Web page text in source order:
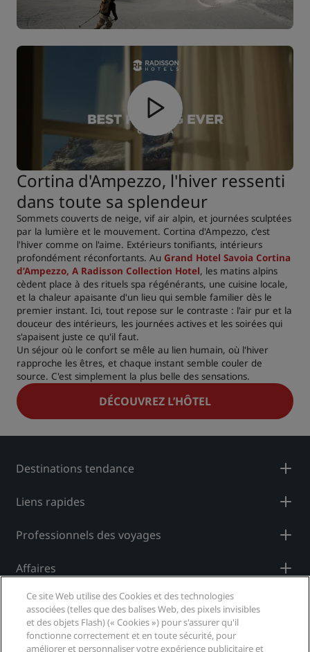
Cortina d'Ampezzo, l'hiver ressenti
dans toute sa splendeur
Sommets couverts de neige, vif air alpin, et journées sculptées
par la lumière et le mouvement. Cortina d'Ampezzo, c'est
l'hiver comme on l'aime. Extérieurs tonifiants, intérieurs
profondément réconfortants. Au Grand Hotel Savoia Cortina
d’Ampezzo, A Radisson Collection Hotel, les matins alpins
cèdent place à des rituels spa régénérants, une cuisine locale,
et la chaleur apaisante d'un lieu qui semble familier dès le
premier instant. Ici, tout repose sur le contraste : l'air pur et la
douceur des intérieurs, les journées actives et les soirées qui
s'apaisent juste ce qu'il faut.
Un séjour où le confort se mêle au lien humain, où l'hiver
rapproche les êtres, et chaque instant semble couler de
source. C'est simplement la plus belle des sensations.
DÉCOUVREZ L’HÔTEL
Destinations tendance
Liens rapides
Professionnels des voyages
Affaires
Légal
Aide
Ce site Web utilise des Cookies et des technologies
associées (telles que des balises Web, des pixels invisibles
et des objets Flash) (« Cookies ») pour s'assurer qu'il
fonctionne correctement et en toute sécurité, pour
améliorer et personnaliser votre expérience publicitaire et